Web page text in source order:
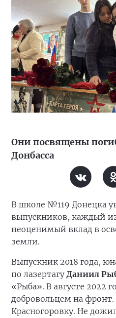
Они посвящены
Донбасса
В школе №119 Донецка
выпускников, каждый
неоценимый вклад в
земли.
Выпускник 2018 года,
по лазертагу Даниил
«Рыба». В августе 2022
добровольцем на
Красногоровку. Не